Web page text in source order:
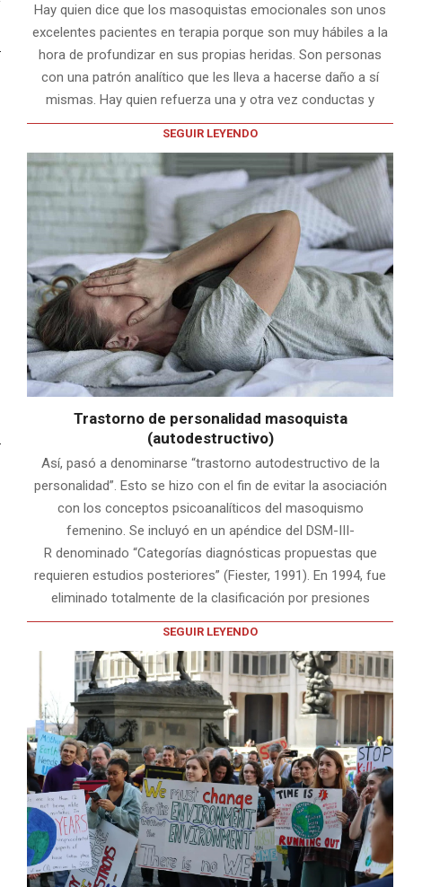
Hay quien dice que los masoquistas emocionales son unos
excelentes pacientes en terapia porque son muy hábiles a la
hora de profundizar en sus propias heridas. Son personas
con una patrón analítico que les lleva a hacerse daño a sí
mismas. Hay quien refuerza una y otra vez conductas y
SEGUIR LEYENDO
Trastorno de personalidad masoquista
(autodestructivo)
Así, pasó a denominarse “trastorno autodestructivo de la
personalidad”. Esto se hizo con el fin de evitar la asociación
con los conceptos psicoanalíticos del masoquismo
femenino. Se incluyó en un apéndice del DSM-III-
R denominado “Categorías diagnósticas propuestas que
requieren estudios posteriores” (Fiester, 1991). En 1994, fue
eliminado totalmente de la clasificación por presiones
SEGUIR LEYENDO